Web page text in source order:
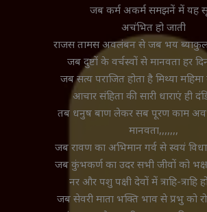
जब कर्म अकर्म समझनें में यह
अचंभित हो जाती
राजस तामस अवलंबन से जब भय
जब दुष्टों के वर्चस्वों से मानवता हर
जब सत्य पराजित होता है मिथ्या महिमा
आचार संहिता की सारी धाराएं ही
तब धनुष बाण लेकर सब पूरण काम
मानवता,,,,,,,
जब रावण का अभिमान गर्व से स्वयं
जब कुंभकर्ण का उदर सभी जीवों को
नर और पशु पक्षी देवों में त्राहि-त्राहि
जब सेवरी माता भक्ति भाव से प्रभु को